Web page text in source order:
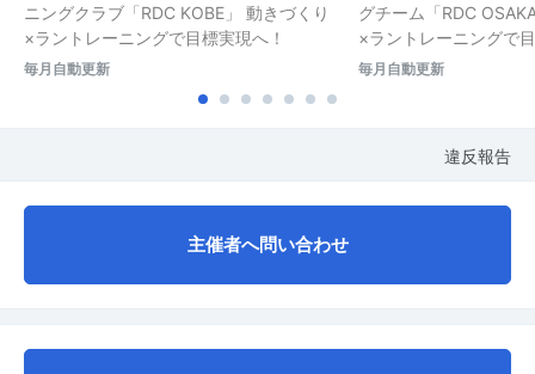
ニングクラブ「RDC KOBE」 動きづくり
×ラントレーニングで目標実現へ！
毎月自動更新
グチーム「RDC
×ラントレーニングで
毎月自動更新
違反報告
主催者へ問い合わせ